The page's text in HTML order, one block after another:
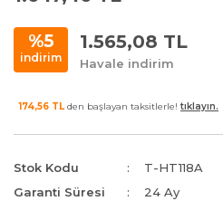
%5
indirim
1.565,08 TL
Havale indirim
174,56 TL den başlayan taksitlerle! tıklayın.
Stok Kodu
T-HT118A
Garanti Süresi
24 Ay